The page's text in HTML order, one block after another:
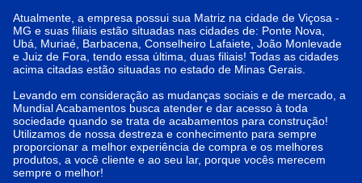
Atualmente, a empresa possui sua Matriz na cidade de Viçosa -
MG e suas filiais estão situadas nas cidades de: Ponte Nova,
Ubá, Muriaé, Barbacena, Conselheiro Lafaiete, João Monlevade
e Juiz de Fora, tendo essa última, duas filiais! Todas as cidades
acima citadas estão situadas no estado de Minas Gerais.
Levando em consideração as mudanças sociais e de mercado, a
Mundial Acabamentos busca atender e dar acesso à toda
sociedade quando se trata de acabamentos para construção!
Utilizamos de nossa destreza e conhecimento para sempre
proporcionar a melhor experiência de compra e os melhores
produtos, a você cliente e ao seu lar, porque vocês merecem
sempre o melhor!